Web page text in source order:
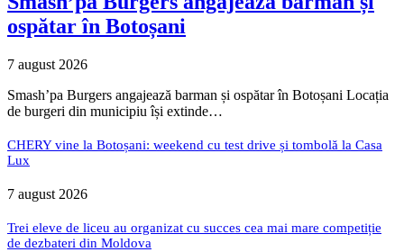
ospătar în Botoșani
7 august 2026
Smash’pa Burgers angajează barman și ospătar în Botoșani Locația
de burgeri din municipiu își extinde…
CHERY vine la Botoșani: weekend cu test drive și tombolă la Casa
Lux
7 august 2026
Trei eleve de liceu au organizat cu succes cea mai mare competiție
de dezbateri din Moldova